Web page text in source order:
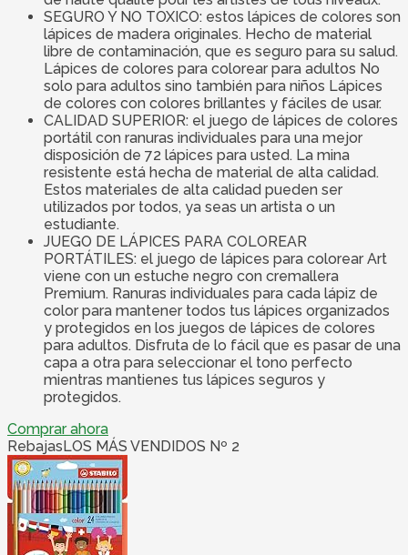
SEGURO Y NO TOXICO: estos lápices de colores son
lápices de madera originales. Hecho de material
libre de contaminación, que es seguro para su salud.
Lápices de colores para colorear para adultos No
solo para adultos sino también para niños Lápices
de colores con colores brillantes y fáciles de usar.
CALIDAD SUPERIOR: el juego de lápices de colores
portátil con ranuras individuales para una mejor
disposición de 72 lápices para usted. La mina
resistente está hecha de material de alta calidad.
Estos materiales de alta calidad pueden ser
utilizados por todos, ya seas un artista o un
estudiante.
JUEGO DE LÁPICES PARA COLOREAR
PORTÁTILES: el juego de lápices para colorear Art
viene con un estuche negro con cremallera
Premium. Ranuras individuales para cada lápiz de
color para mantener todos tus lápices organizados
y protegidos en los juegos de lápices de colores
para adultos. Disfruta de lo fácil que es pasar de una
capa a otra para seleccionar el tono perfecto
mientras mantienes tus lápices seguros y
protegidos.
Comprar ahora
RebajasLOS MÁS VENDIDOS Nº 2